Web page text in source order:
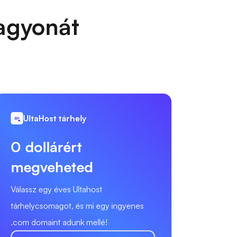
UltaHost tárhely
0 dollárért
megveheted
Válassz egy éves Ultahost
tárhelycsomagot, és mi egy ingyenes
.com domaint adunk mellé!